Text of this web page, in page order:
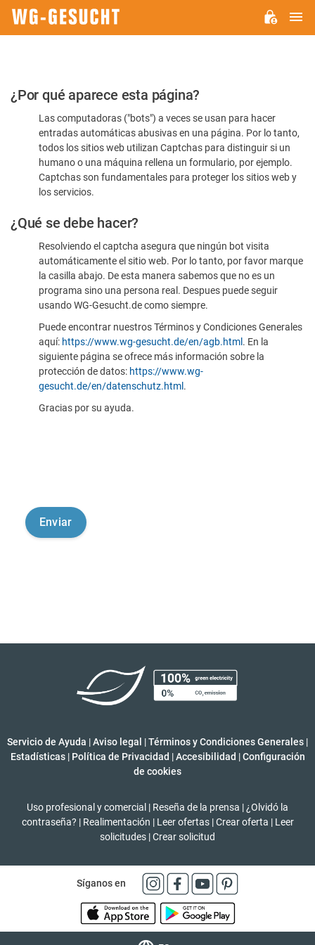
Por
favor,
confirme
humano
¿Por qué aparece esta página?
Las computadoras ("bots") a veces se usan para hacer
entradas automáticas abusivas en una página. Por lo tanto,
todos los sitios web utilizan Captchas para distinguir si un
humano o una máquina rellena un formulario, por ejemplo.
Captchas son fundamentales para proteger los sitios web y
los servicios.
¿Qué se debe hacer?
Resolviendo el captcha asegura que ningún bot visita
automáticamente el sitio web. Por lo tanto, por favor marque
la casilla abajo. De esta manera sabemos que no es un
programa sino una persona real. Despues puede seguir
usando WG-Gesucht.de como siempre.
Puede encontrar nuestros Términos y Condiciones Generales
aquí: https://www.wg-gesucht.de/en/agb.html . En la
siguiente página se ofrece más información sobre la
protección de datos: https://www.wg-
gesucht.de/en/datenschutz.html .
Gracias por su ayuda.
Servicio de Ayuda |Aviso legal |Términos y Condiciones Generales |
Estadísticas | Política de Privacidad | Accesibilidad | Configuración
de cookies
Uso profesional y comercial | Reseña de la prensa | ¿Olvidó la
contraseña? | Realimentación | Leer ofertas | Crear oferta | Leer
solicitudes |Crear solicitud
Síganos en